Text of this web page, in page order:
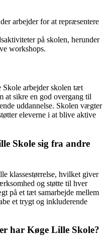
arbejder for at repræsentere
på skolen, herunder
workshops.
arbejder skolen tæt
at sikre en god overgang til
uddannelse. Skolen vægter
eleverne i at blive aktive
Skole sig fra andre
klassestørrelse, hvilket giver
og støtte til hver
på et tæt samarbejde mellem
et trygt og inkluderende
har Køge Lille Skole?